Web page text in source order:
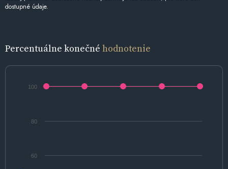
dostupné údaje.
Percentuálne konečné hodnotenie
60
80
100